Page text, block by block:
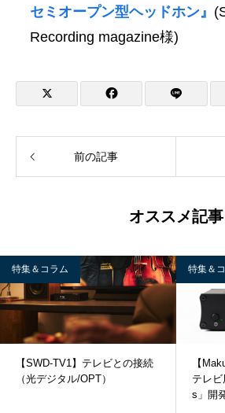
セミオープン型ヘッドホン』
Recording magazine様)
前の記事
オススメ記事
特集＆コラム
【SWD-TV1】テレビとの接続
（光デジタル/OPT）
特集＆
【
テレ
s」開